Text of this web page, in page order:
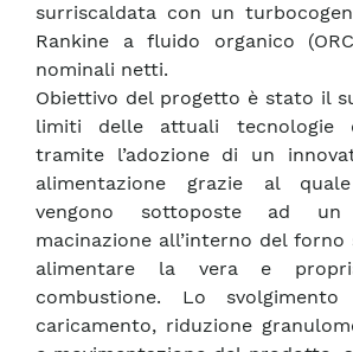
surriscaldata con un
Rankine a fluido organico
nominali netti.
Obiettivo del progetto è stato il
limiti delle attuali tecnologie
tramite l’adozione di un
alimentazione grazie al
vengono sottoposte ad
macinazione all’interno del
alimentare la vera e
combustione. Lo
caricamento, riduzione